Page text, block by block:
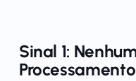
Sinal 1: